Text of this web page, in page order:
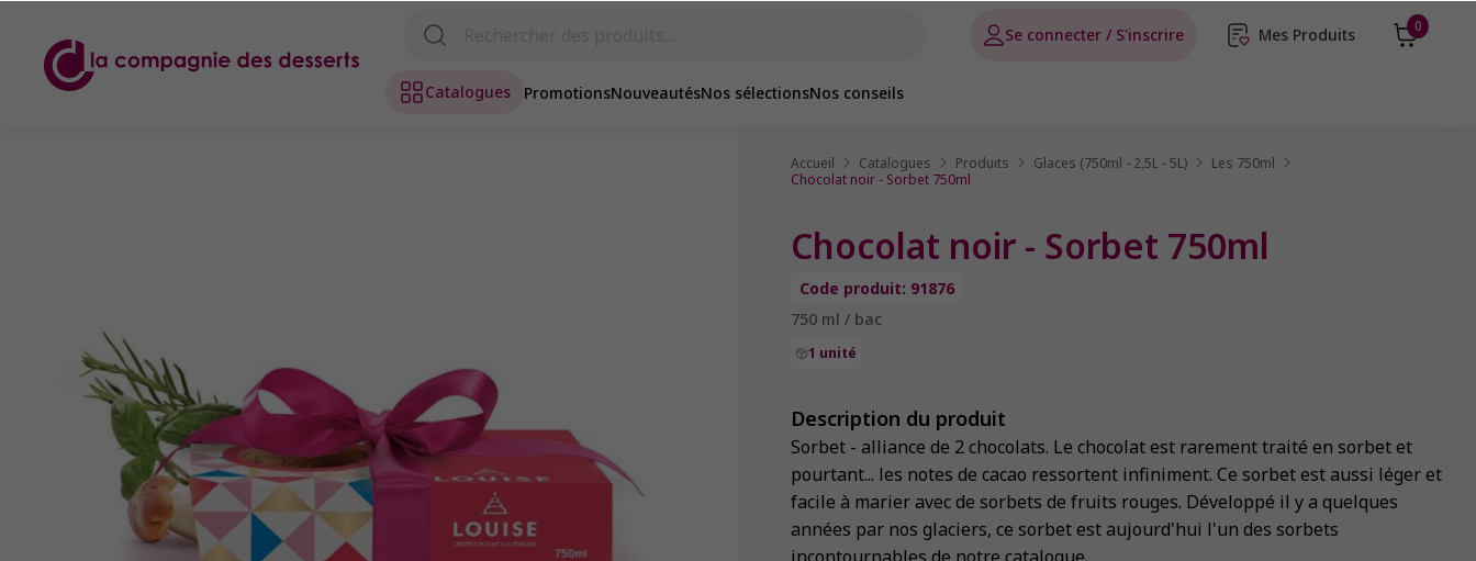
Se connecter / S'inscrire 0
Mes Produits
Catalogues PromotionsNouveautésNos sélectionsNos conseils
Accueil Catalogues Produits Glaces (750ml - 2,5L - 5L)
Les 750ml
Chocolat noir - Sorbet 750ml
Chocolat noir - Sorbet 750ml
Code produit: 91876
750 ml / bac
1 unité
Description du produit
Sorbet - alliance de 2 chocolats. Le chocolat est rarement traité en sorbet et
pourtant... les notes de cacao ressortent infiniment. Ce sorbet est aussi léger et
facile à marier avec de sorbets de fruits rouges. Développé il y a quelques
années par nos glaciers, ce sorbet est aujourd'hui l'un des sorbets